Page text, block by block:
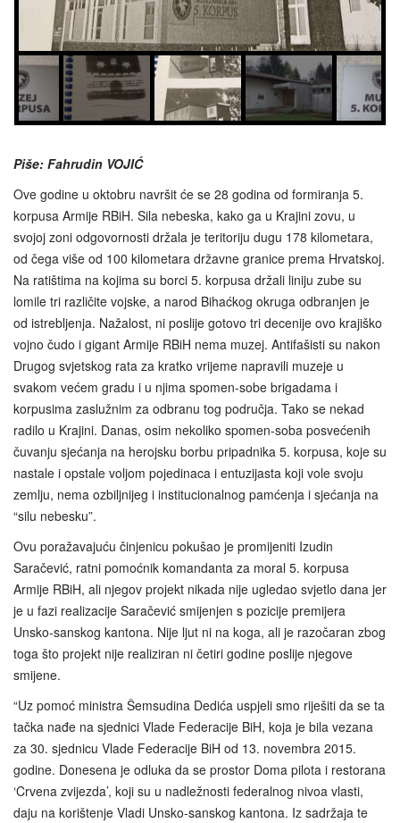
Piše: Fahrudin VOJIĆ
Ove godine u oktobru navršit će se 28 godina od formiranja 5.
korpusa Armije RBiH. Sila nebeska, kako ga u Krajini zovu, u
svojoj zoni odgovornosti držala je teritoriju dugu 178 kilometara,
od čega više od 100 kilometara državne granice prema Hrvatskoj.
Na ratištima na kojima su borci 5. korpusa držali liniju zube su
lomile tri različite vojske, a narod Bihaćkog okruga odbranjen je
od istrebljenja. Nažalost, ni poslije gotovo tri decenije ovo krajiško
vojno čudo i gigant Armije RBiH nema muzej. Antifašisti su nakon
Drugog svjetskog rata za kratko vrijeme napravili muzeje u
svakom većem gradu i u njima spomen-sobe brigadama i
korpusima zaslužnim za odbranu tog područja. Tako se nekad
radilo u Krajini. Danas, osim nekoliko spomen-soba posvećenih
čuvanju sjećanja na herojsku borbu pripadnika 5. korpusa, koje su
nastale i opstale voljom pojedinaca i entuzijasta koji vole svoju
zemlju, nema ozbiljnijeg i institucionalnog pamćenja i sjećanja na
“silu nebesku”.
Ovu poražavajuću činjenicu pokušao je promijeniti Izudin
Saračević, ratni pomoćnik komandanta za moral 5. korpusa
Armije RBiH, ali njegov projekt nikada nije ugledao svjetlo dana jer
je u fazi realizacije Saračević smijenjen s pozicije premijera
Unsko-sanskog kantona. Nije ljut ni na koga, ali je razočaran zbog
toga što projekt nije realiziran ni četiri godine poslije njegove
smijene.
“Uz pomoć ministra Šemsudina Dedića uspjeli smo riješiti da se ta
tačka nađe na sjednici Vlade Federacije BiH, koja je bila vezana
za 30. sjednicu Vlade Federacije BiH od 13. novembra 2015.
godine. Donesena je odluka da se prostor Doma pilota i restorana
‘Crvena zvijezda’, koji su u nadležnosti federalnog nivoa vlasti,
daju na korištenje Vladi Unsko‑sanskog kantona. Iz sadržaja te